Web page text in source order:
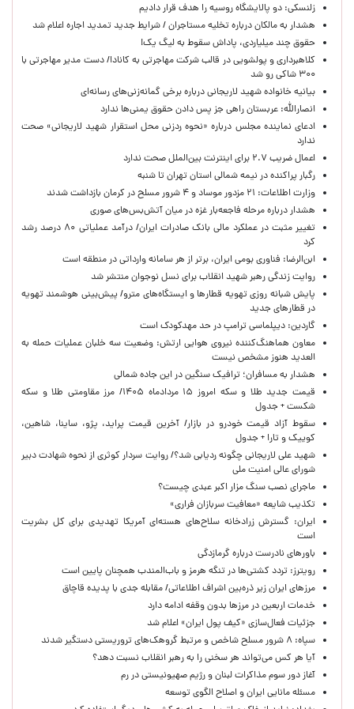
زلنسکی: دو پالایشگاه روسیه را هدف قرار دادیم
هشدار به مالکان درباره تخلیه مستاجران / شرایط جدید تمدید اجاره اعلام شد
حقوق چند میلیاردی، پاداش سقوط به لیگ یک!
کلاهبرداری و پولشویی در قالب شرکت مهاجرتی به کانادا/ دست مدیر مهاجرتی با
۳۰۰ شاکی رو شد
بیانیه خانواده شهید لاریجانی درباره برخی گمانه‌زنی‌های رسانه‌ای
انصارالله: عربستان راهی جز پس دادن حقوق یمنی‌ها ندارد
ادعای نماینده مجلس درباره «نحوه ردزنی محل استقرار شهید لاریجانی» صحت
ندارد
اعمال ضریب ۲.۷ برای اینترنت بین‌الملل صحت ندارد
رگبار پراکنده در نیمه شمالی استان تهران تا شنبه
وزارت اطلاعات: ۲۱ مزدور موساد و ۴ شرور مسلح در کرمان بازداشت شدند
هشدار درباره مرحله فاجعه‌بار غزه در میان آتش‌بس‌های صوری
تغییر مثبت در عملکرد مالی بانک صادرات ایران/ درآمد عملیاتی ۸۰ درصد رشد
کرد
ابن‌الرضا: فناوری بومی ایران، برتر از هر سامانه وارداتی در منطقه است
روایت زندگی رهبر شهید انقلاب برای نسل نوجوان منتشر شد
پایش شبانه روزی تهویه قطارها و ایستگاه‌های مترو/ پیش‌بینی هوشمند تهویه
در قطارهای جدید
گاردین: دیپلماسی ترامپ در حد مهدکودک است
معاون هماهنگ‌کننده نیروی هوایی ارتش: وضعیت سه خلبان عملیات حمله به
العدید هنوز مشخص نیست
هشدار به مسافران؛ ترافیک سنگین در این جاده شمالی
قیمت جدید طلا و سکه امروز ۱۵ مردادماه ۱۴۰۵/ مرز مقاومتی طلا و سکه
شکست + جدول
سقوط آزاد قیمت خودرو در بازار/ آخرین قیمت پراید، پژو، ساینا، شاهین،
کوییک و تارا + جدول
شهید علی لاریجانی چگونه ردیابی شد؟/ روایت سردار کوثری از نحوه شهادت دبیر
شورای عالی امنیت ملی
ماجرای نصب سنگ مزار اکبر عبدی چیست؟
تکذیب شایعه «معافیت سربازان فراری»
ایران: گسترش زرادخانه سلاح‌های هسته‌ای آمریکا تهدیدی برای کل بشریت
است
باورهای نادرست درباره گرمازدگی
رویترز: تردد کشتی‌ها در تنگه هرمز و باب‌المندب همچنان پایین است
مرزهای ایران زیر ذره‌بین اشراف اطلاعاتی/ مقابله جدی با پدیده قاچاق
خدمات اربعین در مرزها بدون وقفه ادامه دارد
جزئیات فعال‌سازی «کیف پول ایران» اعلام شد
سپاه: ۸ شرور مسلح شاخص و مرتبط گروهک‌های تروریستی دستگیر شدند
آیا هر کس می‌تواند هر سخنی را به رهبر انقلاب نسبت دهد؟
آغاز دور سوم مذاکرات لبنان و رژیم صهیونیستی در رم
مسئله مانایی ایران و اصلاح الگوی توسعه